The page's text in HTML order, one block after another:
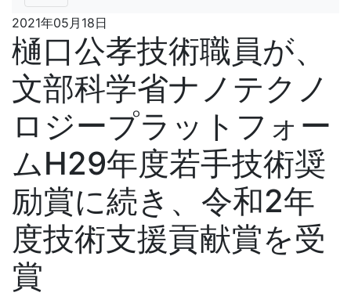
2021年05月18日
樋口公孝技術職員が、
文部科学省ナノテクノ
ロジープラットフォー
ムH29年度若手技術奨
励賞に続き、令和2年
度技術支援貢献賞を受
賞